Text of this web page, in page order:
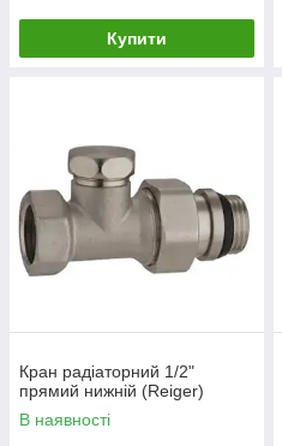
Купити
Кран радіаторний 1/2"
прямий нижній (Reiger)
В наявності